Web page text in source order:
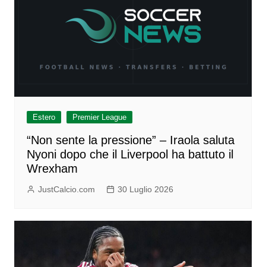
Estero Premier League
“Non sente la pressione” – Iraola saluta
Nyoni dopo che il Liverpool ha battuto il
Wrexham
JustCalcio.com 30 Luglio 2026